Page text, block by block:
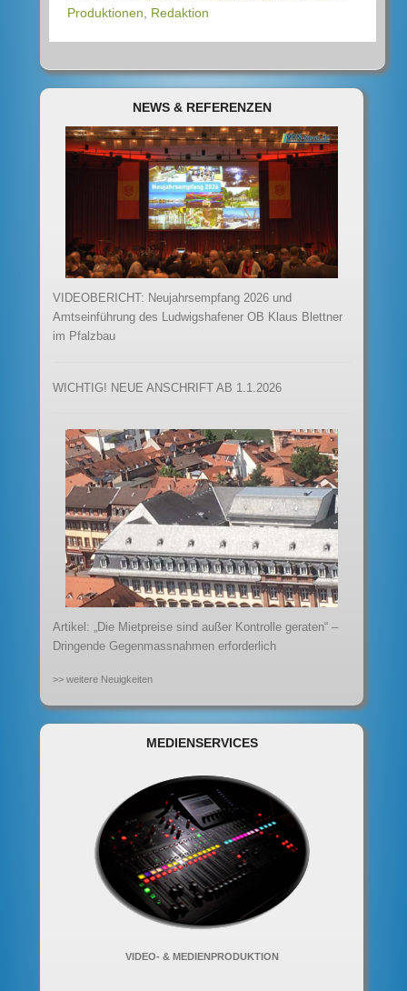
Produktionen
Redaktion
NEWS & REFERENZEN
VIDEOBERICHT: Neujahrsempfang 2026 und
Amtseinführung des Ludwigshafener OB Klaus Blettner
im Pfalzbau
WICHTIG! NEUE ANSCHRIFT AB 1.1.2026
Artikel: „Die Mietpreise sind außer Kontrolle geraten“ –
Dringende Gegenmassnahmen erforderlich
>> weitere Neuigkeiten
MEDIENSERVICES
VIDEO- & MEDIENPRODUKTION